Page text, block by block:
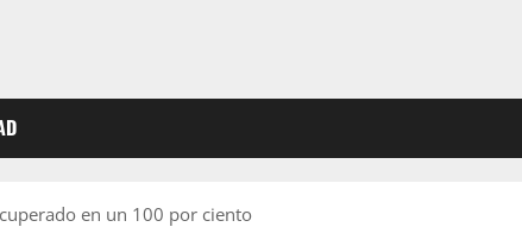
en un 100 por ciento